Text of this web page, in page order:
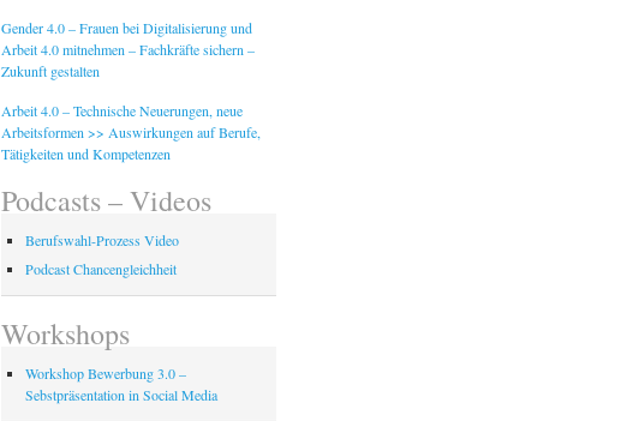
Gender 4.0 – Frauen bei Digitalisierung und
Arbeit 4.0 mitnehmen – Fachkräfte sichern –
Zukunft gestalten
Arbeit 4.0 – Technische Neuerungen, neue
Arbeitsformen >> Auswirkungen auf Berufe,
Tätigkeiten und Kompetenzen
Podcasts – Videos
Berufswahl-Prozess Video
Podcast Chancengleichheit
Workshops
Workshop Bewerbung 3.0 –
Sebstpräsentation in Social Media